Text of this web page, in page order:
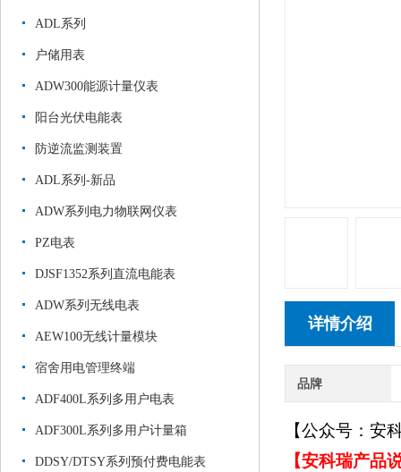
ADL系列
户储用表
ADW300能源计量仪表
阳台光伏电能表
防逆流监测装置
ADL系列-新品
ADW系列电力物联网仪表
PZ电表
DJSF1352系列直流电能表
ADW系列无线电表
AEW100无线计量模块
宿舍用电管理终端
ADF400L系列多用户电表
ADF300L系列多用户计量箱
DDSY/DTSY系列预付费电能表
详情介绍
品牌
【公众号：安
【安科瑞产品